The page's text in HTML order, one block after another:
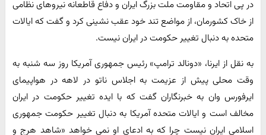
در پی اتحاد و مقاومت ملت بزرگ ایران و دفاع قاطعانه نیروهای نظامی
از خاک کشورمان، از مواضع تند خود عقب نشینی کرد و گفت که ایالات
متحده به دنبال تغییر حکومت در ایران نیست.
به نقل از ایرنا، «دونالد ترامپ» رئیس جمهوری آمریکا روز سه شنبه به
وقت محلی پیش از عزیمت به اجلاس ناتو در لاهه در هواپیمای
ایرفورس وان به خبرنگاران گفت که با ایده تغییر حکومت در ایران
مخالف است و ایالات متحده آمریکا به دنبال تغییر حکومت جمهوری
اسلامی ایران نیست چرا که به ادعای او نمی خواهد «شاهد هرج و